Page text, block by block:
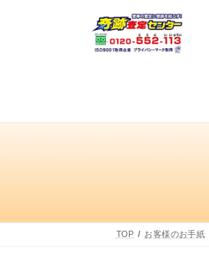
ス
ン
TOP お客様のお手紙